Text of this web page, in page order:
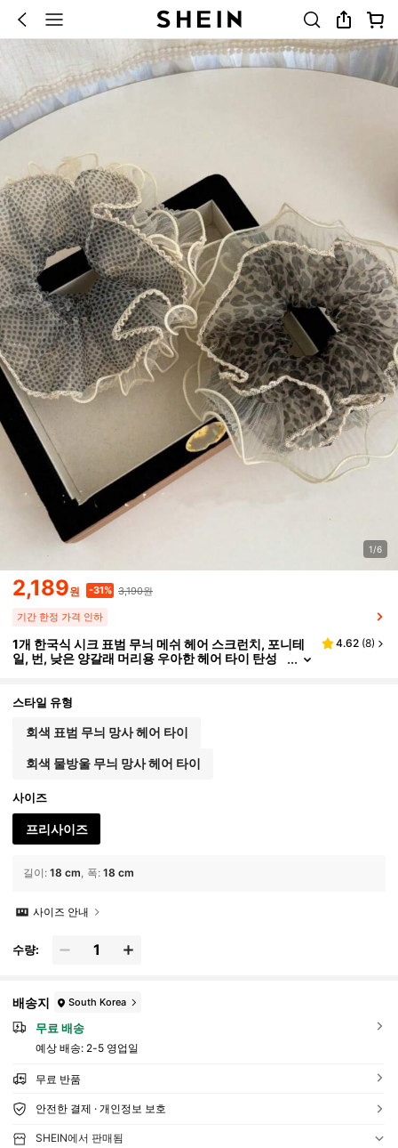
1/6
2,189원 -31% 3,190원
기간 한정 가격 인하
1개 한국식 시크 표범 무늬 메쉬 헤어 스크런치, 포니테
일, 번, 낮은 양갈래 머리용 우아한 헤어 타이 탄성
4.62 (8)
스타일 유형
회색 표범 무늬 망사 헤어 타이
회색 물방울 무늬 망사 헤어 타이
사이즈
프리사이즈
길이 : 18 cm 폭: 18 cm
사이즈 안내
수량:
배송지 South Korea
무료 배송
예상 배송: 2-5 영업일
무료 반품
안전한 결제 · 개인정보 보호
SHEIN에서 판매됨